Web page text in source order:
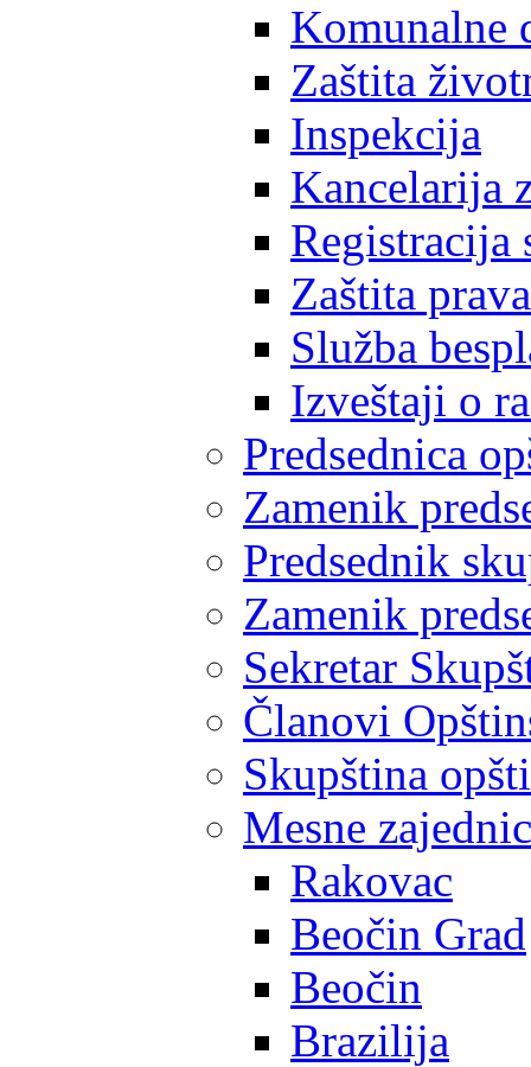
Komunalne
Zaštita
Inspekcija
Kancelarija
Registracija
Zaštita
Služba
Izveštaji o
Predsednica
Zamenik
Predsednik
Zamenik
Sekretar
Članovi
Skupština
Mesne
Rakovac
Beočin Grad
Beočin
Brazilija